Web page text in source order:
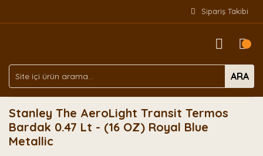
Sipariş Takibi
ARA
Stanley The AeroLight Transit Termos
Bardak 0.47 Lt - (16 OZ) Royal Blue
Metallic